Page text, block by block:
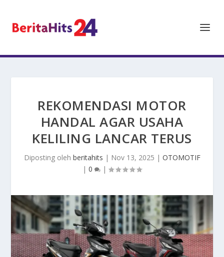
REKOMENDASI MOTOR
HANDAL AGAR USAHA
KELILING LANCAR TERUS
Diposting oleh beritahits | Nov 13, 2025 | OTOMOTIF
| 0 |